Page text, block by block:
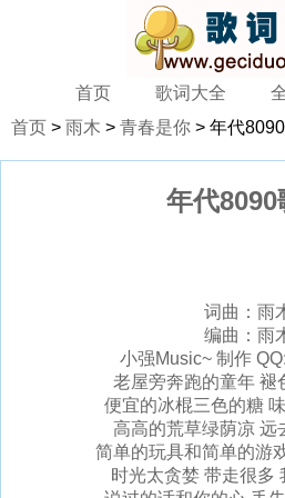
首页 歌词大全
首页 > 雨木 > 青春是你 > 年代8090
年代8090
词曲：雨
编曲：雨
小强Music~ 制作
老屋旁奔跑的童年 褪
便宜的冰棍三色的糖
高高的荒草绿荫凉 远
简单的玩具和简单的游
时光太贪婪 带走很多